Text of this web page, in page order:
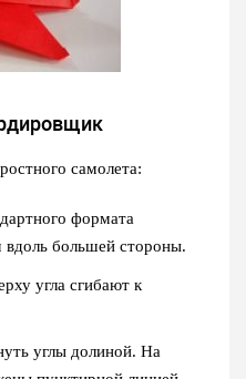
самолета:
формата
большей стороны.
угла сгибают к
углы долиной. На